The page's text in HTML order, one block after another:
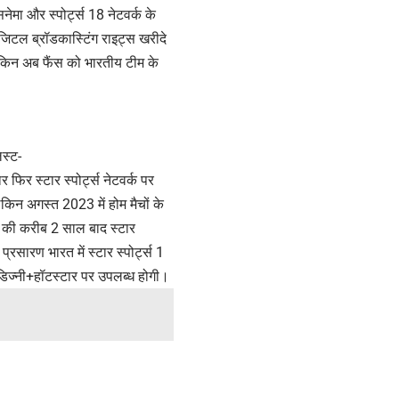
और स्पोर्ट्स 18 नेटवर्क के
ब्रॉडकास्टिंग राइट्स खरीदे
अब फैंस को भारतीय टीम के
स्टार स्पोर्ट्स नेटवर्क पर
अगस्त 2023 में होम मैचों के
करीब 2 साल बाद स्टार
भारत में स्टार स्पोर्ट्स 1
पर उपलब्ध होगी।